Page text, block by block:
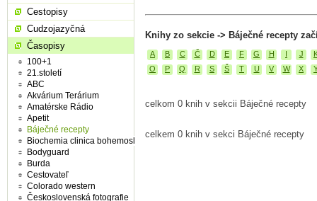
Knihy zo sekcie -> Báječné recepty
A B C Č D E F G H J
O
P Q R S Š T U V W X
celkom 0 knih v sekcii Báječné recepty
celkem 0 knih v sekci Báječné recepty
Cestopisy
Cudzojazyčná
Časopisy
100+1
21.století
ABC
Akvárium Terárium
Amatérske Rádio
Apetit
Báječné recepty
Biochemia clinica bohemoslovaca
Bodyguard
Burda
Cestovateľ
Colorado western
Československá fotografie